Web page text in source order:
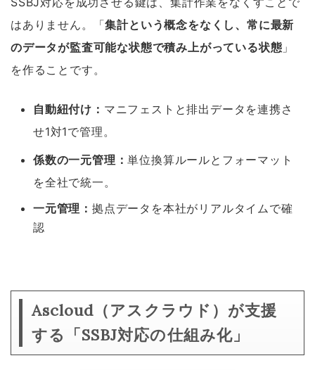
はありません。「集計という概念をなくし、常に最新
のデータが監査可能な状態で積み上がっている状態 」
を作ることです。
自動紐付け： マニフェストと排出データを連携さ
せ1対1で管理。
係数の一元管理：単位換算ルールとフォーマット
を全社で統一。
一元管理： 拠点データを本社がリアルタイムで確
認
Ascloud（アスクラウド）が支援
する「SSBJ対応の仕組み化」